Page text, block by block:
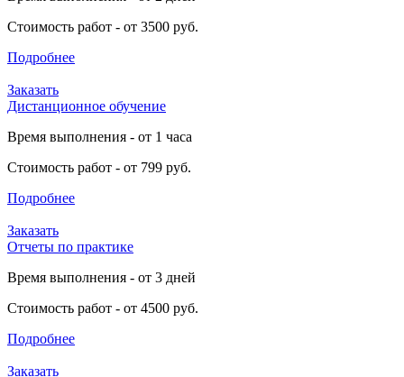
Стоимость работ - от 3500 руб.
Подробнее
Заказать
Дистанционное обучение
Время выполнения - от 1 часа
Стоимость работ - от 799 руб.
Подробнее
Заказать
Отчеты по практике
Время выполнения - от 3 дней
Стоимость работ - от 4500 руб.
Подробнее
Заказать